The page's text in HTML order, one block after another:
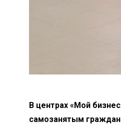
В центрах «Мой
самозанятым